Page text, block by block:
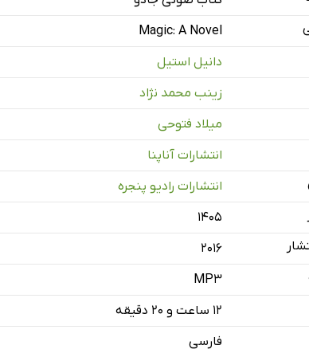
Magic: A Novel
دانیل استیل
زینب محمد نژاد
میلاد فتوحی
انتشارات آناپنا
انتشارات رادیو پنجره
۱۴۰۵
2016
MP3
۱۲ ساعت و ۲۰ دقیقه
فارسی